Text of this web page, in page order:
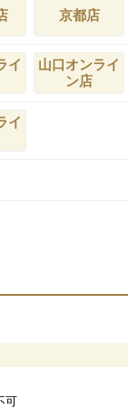
京都店
イ
山口オンライ
ン店
イ
可